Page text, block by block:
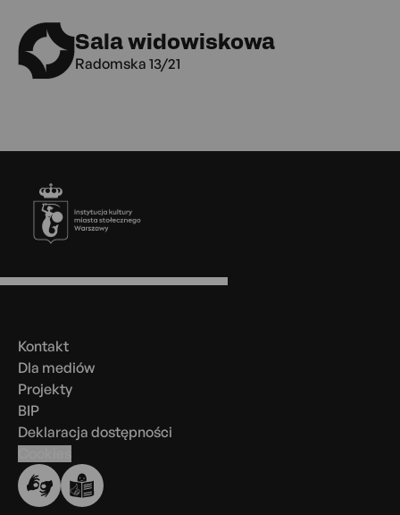
Sala widowiskowa
Radomska 13/21
Stopka
Menu
Kontakt
Dla mediów
Projekty
BIP
Deklaracja dostępności